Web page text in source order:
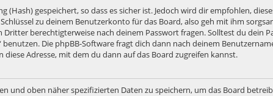
(Hash) gespeichert, so dass es sicher ist. Jedoch wird dir empfohlen,
zu deinem Benutzerkonto für das Board, also geh mit ihm
berechtigterweise nach deinem Passwort fragen. Solltest du dein
Die phpBB-Software fragt dich dann nach deinem
Adresse, mit dem du dann auf das Board zugreifen kannst.
und oben näher spezifizierten Daten zu speichern, um das Board